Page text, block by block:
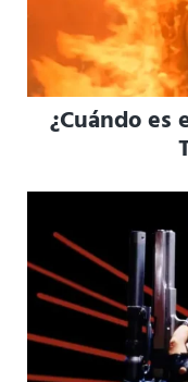
¿Cuándo es